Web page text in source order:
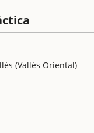
(Vallès Oriental)